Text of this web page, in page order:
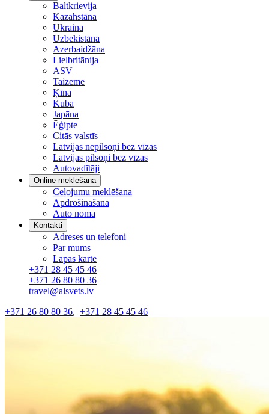
Baltkrievija
Kazahstāna
Ukraina
Uzbekistāna
Azerbaidžāna
Lielbritānija
ASV
Taizeme
Ķīna
Kuba
Japāna
Ēģipte
Citās valstīs
Latvijas nepilsoņi bez vīzas
Latvijas pilsoņi bez vīzas
Autovadītāji
Online meklēšana
Ceļojumu meklēšana
Apdrošināšana
Auto noma
Kontakti
Adreses un telefoni
Par mums
Lapas karte
+371 28 45 45 46
+371 26 80 80 36
travel@alsvets.lv
+371 26 80 80 36, +371 28 45 45 46